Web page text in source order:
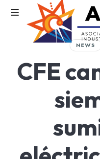
AMIF
Mexicana
Fotovoltaica
NEWS
CFE